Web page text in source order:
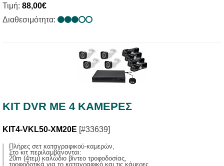
Τιμή: 88,00€
Διαθεσιμότητα:
ΚΙΤ DVR ΜΕ 4 ΚΑΜΕΡΕΣ
KIT4-VKL50-XM20E [#33639]
Πλήρες σετ καταγραφικού-καμερών,
Στο κιτ περιλαμβάνονται:
20m (4τεμ) καλώδιο βίντεο τροφοδοσίας,
τροφοδοτικά για το καταγραφικό και τις κάμερες,